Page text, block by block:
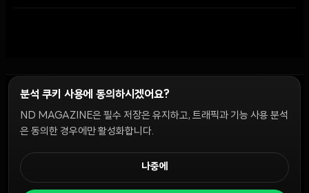
윤리 원칙 Discord 봇캠페인 가이드커뮤니티 랭킹
쿠키 설정
분석 쿠키 사용에 동의하시겠어요?
ND MAGAZINE은 필수 저장은 유지하고, 트래픽과 기능 사용 분석
은 동의한 경우에만 활성화합니다.
나중에